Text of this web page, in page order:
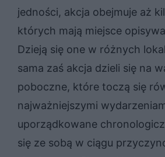
jedności, akcja obejmuje aż
których mają miejsce
Dzieją się one w różnych
sama zaś akcja dzieli się na
poboczne, które toczą się
najważniejszymi
uporządkowane
się ze sobą w ciągu